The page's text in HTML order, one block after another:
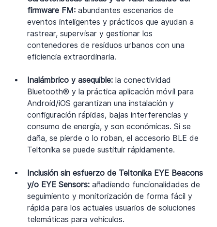
firmware FM: abundantes escenarios de
eventos inteligentes y prácticos que ayudan a
rastrear, supervisar y gestionar los
contenedores de residuos urbanos con una
eficiencia extraordinaria.
Inalámbrico y asequible: la conectividad
Bluetooth® y la práctica aplicación móvil para
Android/iOS garantizan una instalación y
configuración rápidas, bajas interferencias y
consumo de energía, y son económicas. Si se
daña, se pierde o lo roban, el accesorio BLE de
Teltonika se puede sustituir rápidamente.
Inclusión sin esfuerzo de Teltonika EYE Beacons
y/o EYE Sensors: añadiendo funcionalidades de
seguimiento y monitorización de forma fácil y
rápida para los actuales usuarios de soluciones
telemáticas para vehículos.